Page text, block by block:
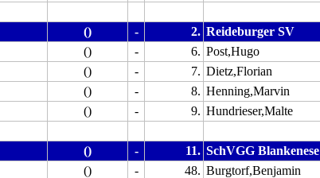
() - 2. Reideburger SV
() - 6. Post,Hugo
() - 7. Dietz,Florian
() - 8. Henning,Marvin
() - 9. Hundrieser,Malte
() - 11. SchVGG Blankenese
() - 48. Burgtorf,Benjamin